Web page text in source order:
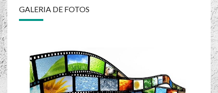
GALERIA DE FOTOS